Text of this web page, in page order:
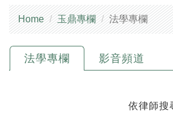
Home 玉鼎專欄 法學專欄
法學專欄 影音頻道
依律師搜